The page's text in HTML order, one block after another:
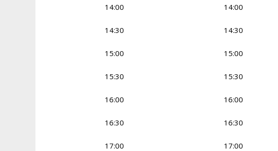
14:00 14:00
14:30 14:30
15:00 15:00
15:30 15:30
16:00 16:00
16:30 16:30
17:00 17:00